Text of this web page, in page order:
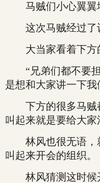
马贼们小心翼翼
这次马贼经过了
大当家看着下方
“兄弟们都不要担
是想和大家讲一下
下方的很多马贼
叫起来就是要给大家
林风也很无语，
叫起来开会的组织。
林风猜测这时候